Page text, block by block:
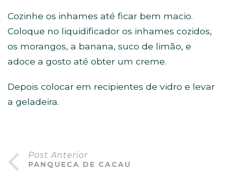
Cozinhe os inhames até ficar bem macio.
Coloque no liquidificador os inhames cozidos,
os morangos, a banana, suco de limão, e
adoce a gosto até obter um creme.
Depois colocar em recipientes de vidro e levar
a geladeira.
Post Anterior
PANQUECA DE CACAU